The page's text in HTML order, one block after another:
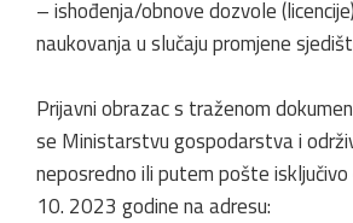
– ishođenja/obnove dozvole
naukovanja u slučaju promjene
Prijavni obrazac s traženom
se Ministarstvu gospodarstva i
neposredno ili putem pošte
10. 2023 godine na adresu: